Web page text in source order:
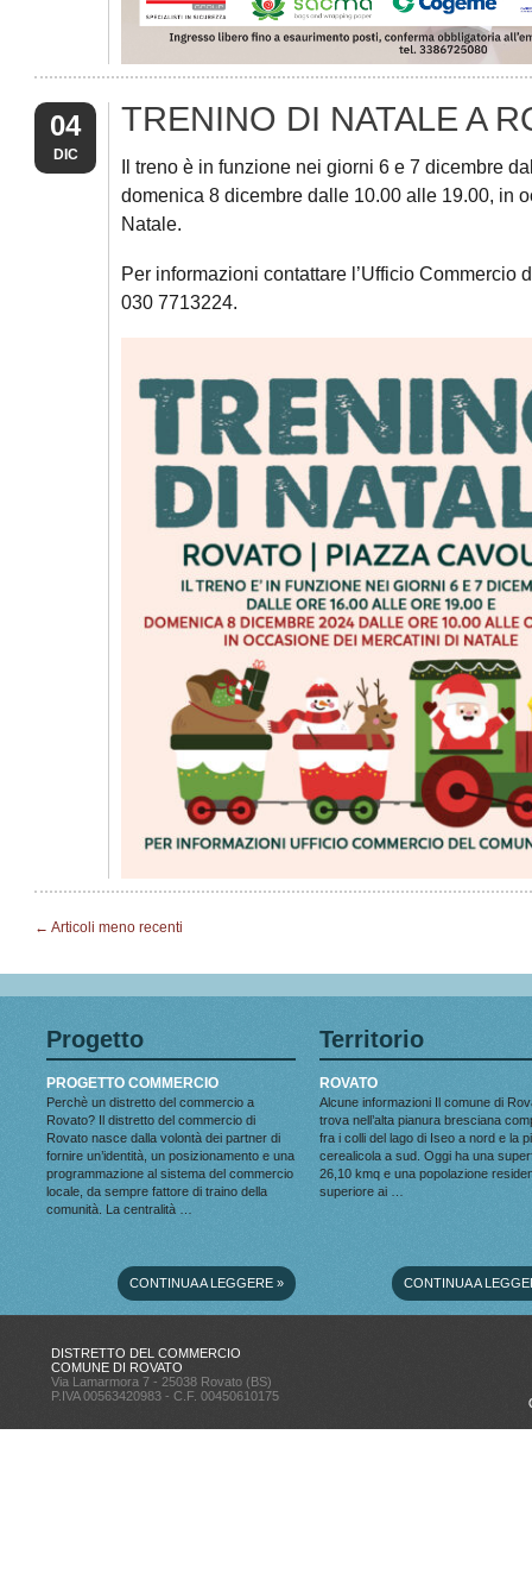
04
DIC
TRENINO DI NATALE A
Il treno è in funzione nei giorni 6 e 7 dicembre
domenica 8 dicembre dalle 10.00 alle 19.00, in
Natale.
Per informazioni contattare l’Ufficio Commercio
030 7713224.
← Articoli meno recenti
Progetto
PROGETTO COMMERCIO
Perchè un distretto del commercio a
Rovato? Il distretto del commercio di
Rovato nasce dalla volontà dei partner di
fornire un’identità, un posizionamento e una
programmazione al sistema del commercio
locale, da sempre fattore di traino della
comunità. La centralità …
CONTINUA A LEGGERE »
Territorio
ROVATO
Alcune informazioni Il comune di
trova nell’alta pianura bresciana
fra i colli del lago di Iseo a nord e la
cerealicola a sud. Oggi ha una
26,10 kmq e una popolazione
superiore ai …
CONTINUA A
DISTRETTO DEL COMMERCIO
COMUNE DI ROVATO
Via Lamarmora 7 - 25038 Rovato (BS)
P.IVA 00563420983 - C.F. 00450610175